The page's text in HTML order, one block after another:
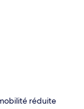
réduite